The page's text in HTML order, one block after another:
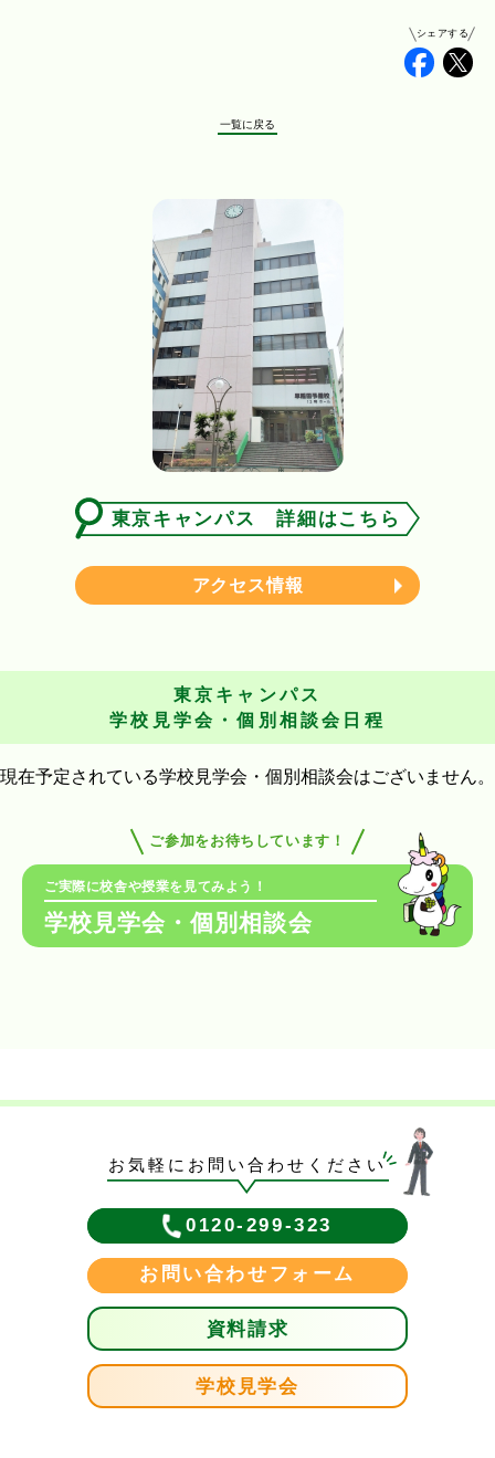
シェアする
一覧に戻る
東京キャンパス 詳細はこちら
アクセス情報
東京キャンパス
学校見学会・個別相談会日程
現在予定されている学校見学会・個別相談会はございません。
ご参加をお待ちしています！
ご実際に校舎や授業を見てみよう！
学校見学会・個別相談会
お気軽にお問い合わせください
0120-299-323
お問い合わせフォーム
資料請求
学校見学会